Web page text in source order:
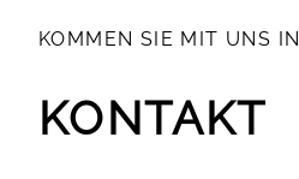
KOMMEN SIE MIT UNS IN
KONTAKT